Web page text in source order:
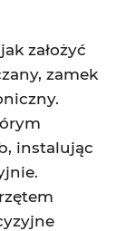
założyć
zamek
instalując